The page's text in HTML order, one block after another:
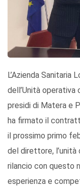
L’Azienda
dell’Unità
presidi di Matera e
ha firmato il
il prossimo primo
del direttore, l’unità
rilancio con questo
esperienza e